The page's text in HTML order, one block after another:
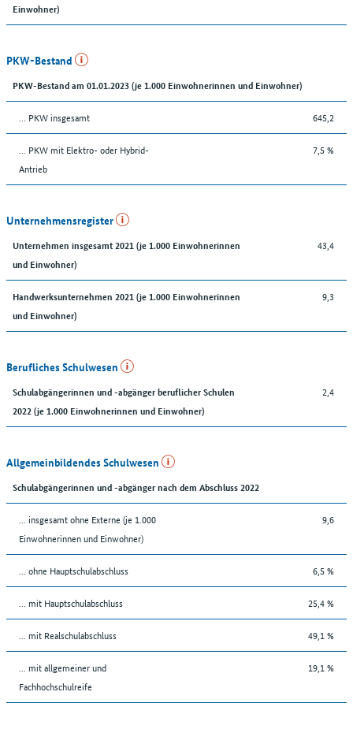
Einwohner)
PKW-Bestand
PKW-Bestand am 01.01.2023 (je 1.000 Einwohnerinnen und Einwohner)
… PKW insgesamt 645,2
… PKW mit Elektro- oder Hybrid-
Antrieb
7,5 %
Unternehmensregister
Unternehmen insgesamt 2021 (je 1.000 Einwohnerinnen
und Einwohner)
43,4
Handwerksunternehmen 2021 (je 1.000 Einwohnerinnen
und Einwohner)
9,3
Berufliches Schulwesen
Schulabgängerinnen und -abgänger beruflicher Schulen
2022 (je 1.000 Einwohnerinnen und Einwohner)
2,4
Allgemeinbildendes Schulwesen
Schulabgängerinnen und -abgänger nach dem Abschluss 2022
... insgesamt ohne Externe (je 1.000
Einwohnerinnen und Einwohner)
9,6
... ohne Hauptschulabschluss 6,5 %
... mit Hauptschulabschluss 25,4 %
... mit Realschulabschluss 49,1 %
... mit allgemeiner und
Fachhochschulreife
19,1 %